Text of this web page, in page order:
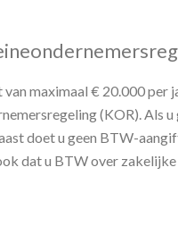
zelf moet aangeven en
maximaal € 20.000 per
(KOR). Als
doet u geen BTW-
dat u BTW over zakelijke